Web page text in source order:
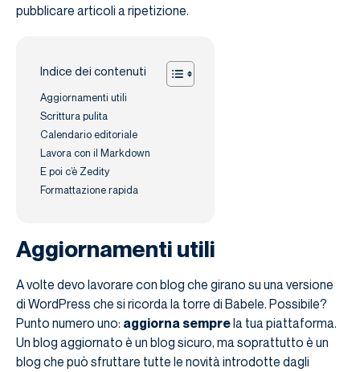
pubblicare articoli a ripetizione.
Indice dei contenuti
Aggiornamenti utili
Scrittura pulita
Calendario editoriale
Lavora con il Markdown
E poi c’è Zedity
Formattazione rapida
Aggiornamenti utili
A volte devo lavorare con blog che girano su una versione
di WordPress che si ricorda la torre di Babele. Possibile?
Punto numero uno: aggiorna semprela tua piattaforma.
Un blog aggiornato è un blog sicuro, ma soprattutto è un
blog che può sfruttare tutte le novità introdotte dagli